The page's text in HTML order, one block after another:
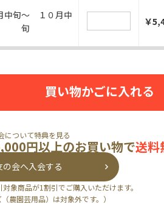
中旬～ １０月中
旬
￥
買い物かごに入れる
について特典を見る
円以上のお買い物で送料
の会へ入会する
象商品が1割引でご購入いただけます。
農園芸用品）は対象外です。）